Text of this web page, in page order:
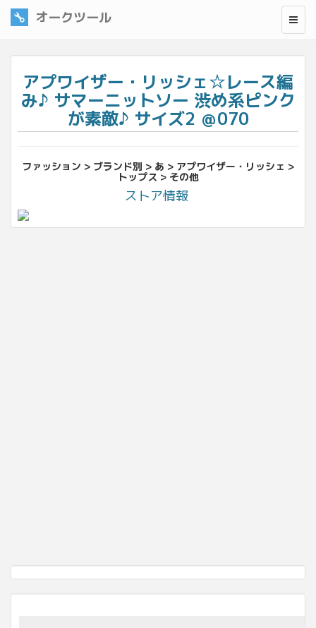
オークツール
アプワイザー・リッシェ☆レース編
み♪ サマーニットソー 渋め系ピンク
が素敵♪ サイズ2 ＠070
ファッション > ブランド別 > あ > アプワイザー・リッシェ >
トップス > その他
ストア情報